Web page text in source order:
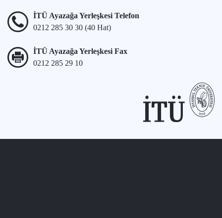
İTÜ Ayazağa Yerleşkesi Telefon
0212 285 30 30 (40 Hat)
İTÜ Ayazağa Yerleşkesi Fax
0212 285 29 10